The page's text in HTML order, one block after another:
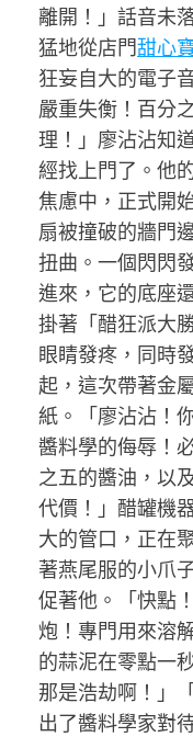
離開！」話音未
猛地從店門甜心
狂妄自大的電子
嚴重失衡！百分
理！」廖沾沾知
經找上門了。他
焦慮中，正式開
扇被撞破的牆門
扭曲。一個閃閃
進來，它的底座
掛著「醋狂派大
眼睛發疼，同時
起，這次帶著金
紙。「廖沾沾！
醬料學的侮辱！
之五的醬油，以
代價！」醋罐機
大的管口，正在
著燕尾服的小爪
促著他。「快點
炮！專門用來溶
的蒜泥在零點一
那是浩劫啊！」
出了醬料學家對